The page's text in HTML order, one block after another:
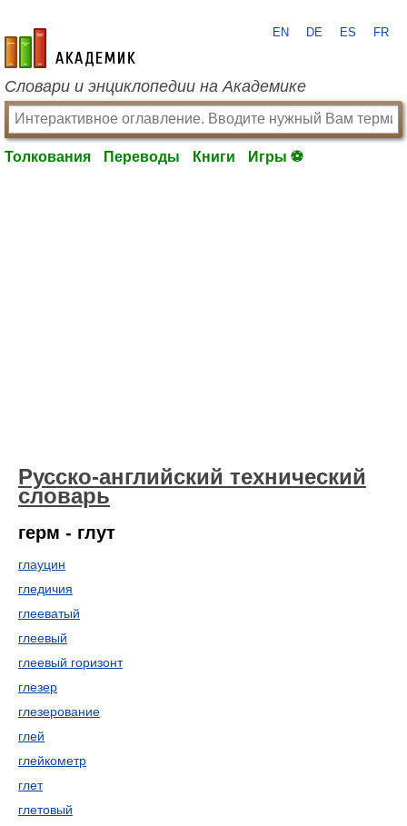
academic.ru
EN DE ES FR
Словари и энциклопедии на Академике
Толкования Переводы Книги Игры ⚽
Русско-английский технический
словарь
герм - глут
глауцин
гледичия
глееватый
глеевый
глеевый горизонт
глезер
глезерование
глей
глейкометр
глет
глетовый